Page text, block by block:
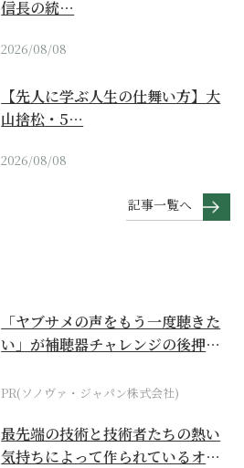
信長の統…
2026/08/08
【先人に学ぶ人生の仕舞い方】大
山捨松・5…
2026/08/08
記事一覧へ
「ヤブサメの声をもう一度聴きた
い」が補聴器チャレンジの後押し
PR(ソノヴァ・ジャパン株式会社)
最先端の技術と技術者たちの熱い
気持ちによって作られているオー